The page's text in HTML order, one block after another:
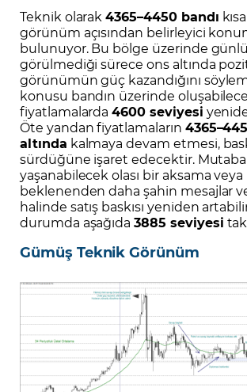
Teknik olarak4365–4450 bandı
görünüm açısından belirleyici
bulunuyor. Bu bölge üzerinde
görülmediği sürece ons altında
görünümün güç kazandığını
konusu bandın üzerinde
fiyatlamalarda4600 seviyesi
Öte yandan fiyatlamaların
altında kalmaya devam etmesi,
sürdüğüne işaret edecektir.
yaşanabilecek olası bir aksama veya
beklenenden daha şahin mesajlar
halinde satış baskısı yeniden
durumda aşağıda3885 seviyesi
Gümüş Teknik Görünüm